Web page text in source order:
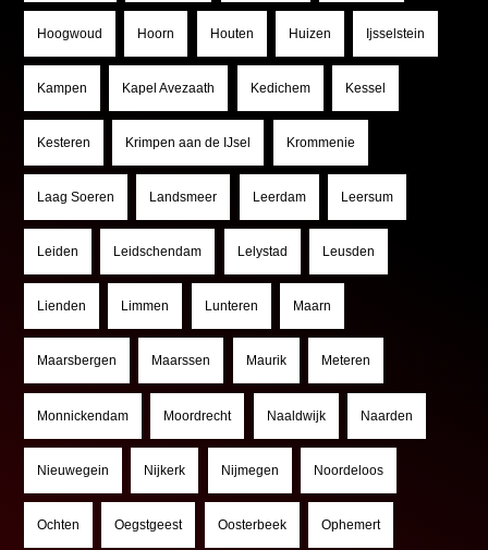
Hoogwoud Hoorn Houten Huizen Ijsselstein
Kampen Kapel Avezaath Kedichem Kessel
Kesteren Krimpen aan de IJsel Krommenie
Laag Soeren Landsmeer Leerdam Leersum
Leiden Leidschendam Lelystad Leusden
Lienden Limmen Lunteren Maarn
Maarsbergen Maarssen Maurik Meteren
Monnickendam Moordrecht Naaldwijk Naarden
Nieuwegein Nijkerk Nijmegen Noordeloos
Ochten Oegstgeest Oosterbeek Ophemert